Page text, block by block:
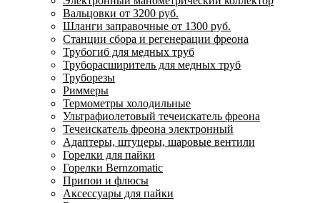
Вальцовки от 3200 руб.
Шланги заправочные от 1300 руб.
Станции сбора и регенерации фреона
Трубогиб для медных труб
Труборасширитель для медных труб
Труборезы
Риммеры
Термометры холодильные
Ультрафиолетовый течеискатель фреона
Течеискатель фреона электронный
Адаптеры, штуцеры, шаровые вентили
Горелки для пайки
Горелки Bernzomatic
Припои и флюсы
Аксессуары для пайки